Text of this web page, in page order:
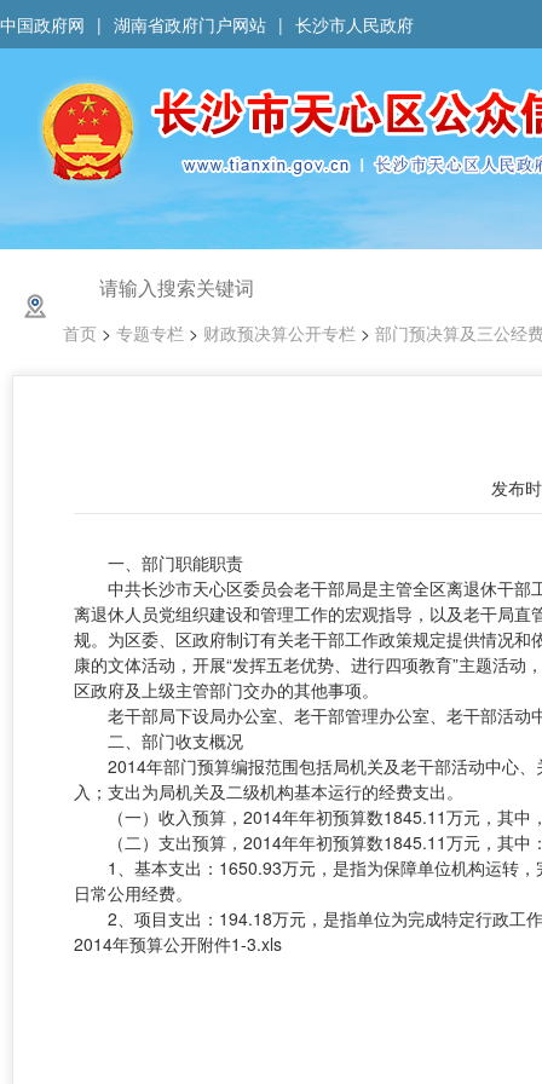
中国政府网 | 湖南省政府门户网站 | 长沙市人民政府
首页 > 专题专栏 > 财政预决算公开专栏 > 部门预决算及三公经
发布
一、部门职能职责
中共长沙市天心区委员会老干部局是主管全区离退休干部
离退休人员党组织建设和管理工作的宏观指导，以及老干局
规。为区委、区政府制订有关老干部工作政策规定提供情况
康的文体活动，开展“发挥五老优势、进行四项教育”主题活
区政府及上级主管部门交办的其他事项。
老干部局下设局办公室、老干部管理办公室、老干部活动
二、部门收支概况
2014年部门预算编报范围包括局机关及老干部活动中心、
入；支出为局机关及二级机构基本运行的经费支出。
（一）收入预算，2014年年初预算数1845.11万元，其中
（二）支出预算，2014年年初预算数1845.11万元，其中
1、基本支出：1650.93万元，是指为保障单位机构运转，
日常公用经费。
2、项目支出：194.18万元，是指单位为完成特定行政工
2014年预算公开附件1-3.xls